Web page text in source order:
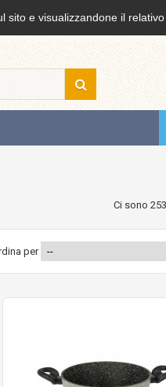
e visualizzandone il
Ci sono
per